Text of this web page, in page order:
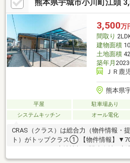
ライフプランシミュレーションFPへの家
【アフターサポート】▼税金面等のアド
や住宅ローン控除のご案内やご相談も
フターサポートお引渡し後のメンテナ
的な売却・賃貸等の運用サポート！
熊本県宇城市小川町江頭
3,500万
間取り
建物面積
土地面積
築年月
ＪＲ鹿
熊本県
平屋 駐車場あり
システムキッチン
オール電化
CRAS（クラス）は総合力（物件情報・
ト）がトップクラス① 【物件情報】▼70社超の提携建築会社様
モデルハウスや土地情報▼関連会社の新
会社にグッドバイバイやいえコレ等② 【提案力】▼住宅ローン